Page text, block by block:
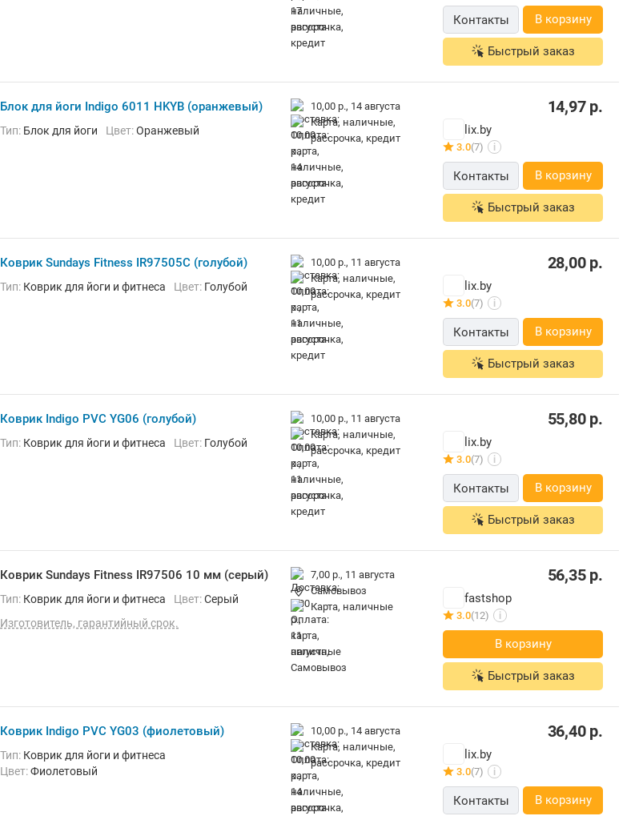
Контакты В корзину
Быстрый заказ
Блок для йоги Indigo 6011 HKYB (оранжевый)
Тип: Блок для йоги Цвет:Оранжевый
10,00 р., 14 августа
карта, наличные,
рассрочка, кредит
14,97р.
lix.by
3.0(7) i
Контакты В корзину
Быстрый заказ
Коврик Sundays Fitness IR97505C (голубой)
Тип: Коврик для йоги и фитнеса Цвет: Голубой
10,00 р., 11 августа
карта, наличные,
рассрочка, кредит
28,00р.
lix.by
3.0(7) i
Контакты В корзину
Быстрый заказ
Коврик Indigo PVC YG06 (голубой)
Тип: Коврик для йоги и фитнеса Цвет: Голубой
10,00 р., 11 августа
карта, наличные,
рассрочка, кредит
55,80р.
lix.by
3.0(7) i
Контакты В корзину
Быстрый заказ
Коврик Sundays Fitness IR97506 10 мм (серый)
Тип: Коврик для йоги и фитнеса Цвет:Серый
Изготовитель, гарантийный срок.
7,00 р., 11 августа
Самовывоз
карта, наличные
56,35р.
fastshop
3.0(12) i
В корзину
Быстрый заказ
Коврик Indigo PVC YG03 (фиолетовый)
Тип: Коврик для йоги и фитнеса
Цвет:Фиолетовый
10,00 р., 14 августа
карта, наличные,
рассрочка, кредит
36,40р.
lix.by
3.0(7) i
Контакты В корзину